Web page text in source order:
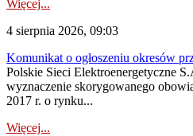
Więcej...
4 sierpnia 2026, 09:03
Komunikat o ogłoszeniu okresów
Polskie Sieci Elektroenergetyczne
wyznaczenie skorygowanego
2017 r. o rynku...
Więcej...